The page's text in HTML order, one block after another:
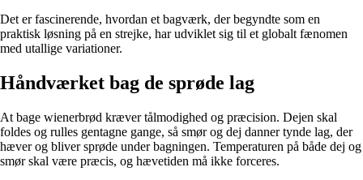
Det er fascinerende, hvordan et bagværk, der begyndte som en
praktisk løsning på en strejke, har udviklet sig til et globalt fænomen
med utallige variationer.
Håndværket bag de sprøde lag
At bage wienerbrød kræver tålmodighed og præcision. Dejen skal
foldes og rulles gentagne gange, så smør og dej danner tynde lag, der
hæver og bliver sprøde under bagningen. Temperaturen på både dej og
smør skal være præcis, og hævetiden må ikke forceres.